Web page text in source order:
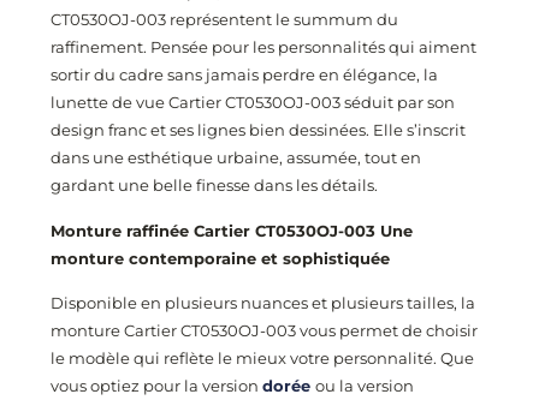
CT0530OJ-003 représentent le summum du
raffinement. Pensée pour les personnalités qui aiment
sortir du cadre sans jamais perdre en élégance, la
lunette de vue Cartier CT0530OJ-003 séduit par son
design franc et ses lignes bien dessinées. Elle s’inscrit
dans une esthétique urbaine, assumée, tout en
gardant une belle finesse dans les détails.
Monture raffinée Cartier CT0530OJ-003 Une
monture contemporaine et sophistiquée
Disponible en plusieurs nuances et plusieurs tailles, la
monture Cartier CT0530OJ-003 vous permet de choisir
le modèle qui reflète le mieux votre personnalité. Que
vous optiez pour la versiondorée ou la version